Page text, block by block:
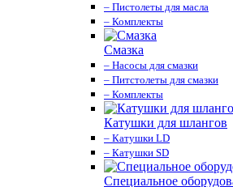
– Пистолеты для масла
– Комплекты
Смазка
– Насосы для смазки
– Питстолеты для смазки
– Комплекты
Катушки для шлангов
– Катушки LD
– Катушки SD
Специальное